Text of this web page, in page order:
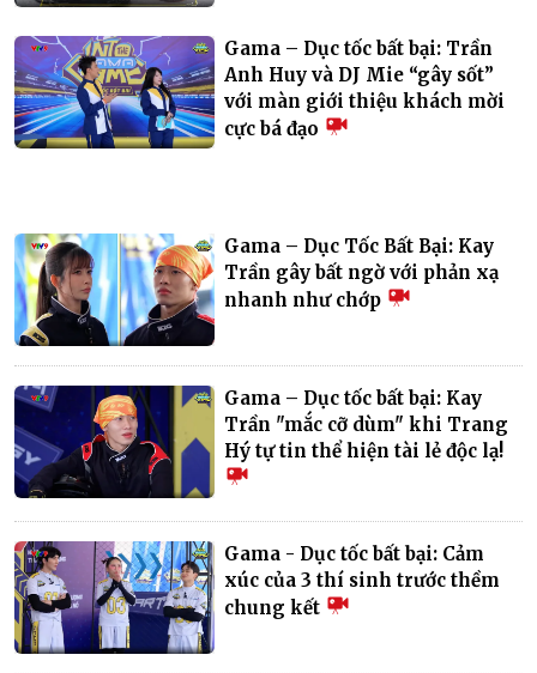
Gama – Dục tốc bất bại: Trần
Anh Huy và DJ Mie “gây sốt”
với màn giới thiệu khách mời
cực bá đạo
Gama – Dục Tốc Bất Bại: Kay
Trần gây bất ngờ với phản xạ
nhanh như chớp
Gama – Dục tốc bất bại: Kay
Trần "mắc cỡ dùm" khi Trang
Hý tự tin thể hiện tài lẻ độc lạ!
Gama - Dục tốc bất bại: Cảm
xúc của 3 thí sinh trước thềm
chung kết